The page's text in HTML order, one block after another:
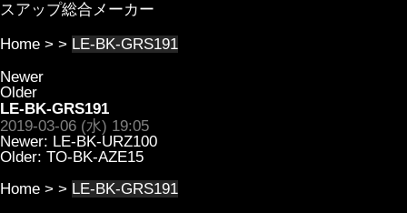
スアップ総合メーカー
Home > > LE-BK-GRS191
Newer
Older
LE-BK-GRS191
2019-03-06 (水) 19:05
Newer: LE-BK-URZ100
Older: TO-BK-AZE15
Home > > LE-BK-GRS191